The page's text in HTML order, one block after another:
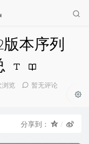
版本序列
浏览
暂无评论
分享到：